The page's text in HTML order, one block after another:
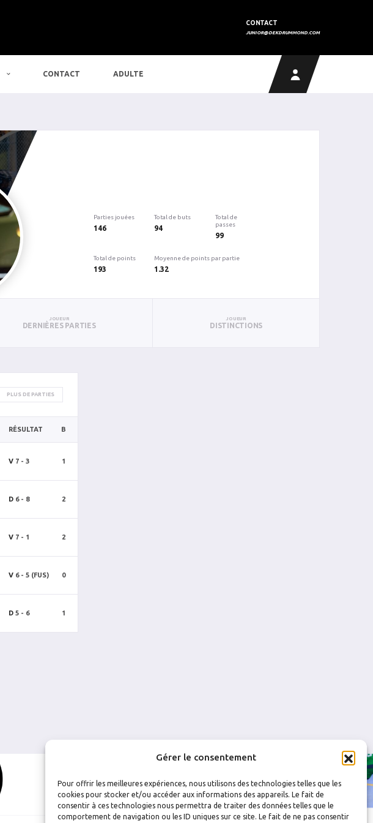
Gérer le consentement
Pour offrir les meilleures expériences, nous utilisons des technologies telles que les
cookies pour stocker et/ou accéder aux informations des appareils. Le fait de
consentir à ces technologies nous permettra de traiter des données telles que le
comportement de navigation ou les ID uniques sur ce site. Le fait de ne pas consentir
CONTACT
JUNIOR@DEKDRUMMOND.COM
CONTACT ADULTE
Parties jouées
146
Total de buts
94
Total de
passes
99
Total de points
193
Moyenne de points par partie
1.32
JOUEUR
DERNIÈRES PARTIES
JOUEUR
DISTINCTIONS
PLUS DE PARTIES
RÉSULTAT B
V 7 - 3 1
D 6 - 8 2
V 7 - 1 2
V 6 - 5 (FUS) 0
D 5 - 6 1